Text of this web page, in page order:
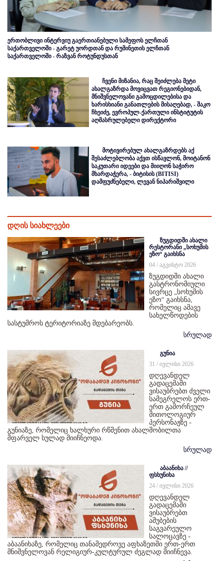
ერთობლივი ინტერვიუ გაერთიანებული სამეფოს ელჩთან
საქართველოში - გარეტ უორდთან და რუმინეთის ელჩთან
საქართველოში - რაზვან როტუნდუსთან
ჩვენი მიზანია, რაც შეიძლება მეტი
ახალგაზრდა მოვიცვათ რეგიონებიდან,
მნიშვნელოვანი გამოცდილებისა და
ხარისხიანი განათლების მისაღებად, - შაკო
ჩხეიძე, ევროპულ-ქართული ინსტიტუტის
აღმასრულებელი დირექტორი
მოტივირებულ ახალგაზრდებს აქ
შესაძლებლობა აქვთ ისწავლონ, მოიტანონ
საკუთარი იდეები და მიიღონ საჭირო
მხარდაჭერა, - ბიტისის (BITISI)
დამფუძნებელი, ლევან ნიპარიშვილი
დღის სიახლეები
ზუგდიდში ახალი
რესტორანი „სოხუმის
ეზო“ გაიხსნა
04 / აგვისტო 2026
ზუგდიდში ახალი
გასტრონომიული
სივრცე „სოხუმის
ეზო“ გაიხსნა,
რომელიც ამავე
სახელწოდების
სასტუმროს ტერიტორიაზე მდებარეობს.
სრულად
გუნია
31 / ივლისი 2026
დღევანდელ
გადაცემაში
ვისაუბრებთ ძველი
სამეგრელოს ერთ-
ერთ გამორჩეულ
მითოლოგიურ
პერსონაჟზე -
გუნიაზე, რომელიც ხალხური რწმენით ახალშობილთა
მფარველ სულად მიიჩნეოდა.
სრულად
აბაანიხა //
ფსხუნიხა
24 / ივლისი 2026
დღევანდელ
გადაცემაში
ვისაუბრებთ
აშუბების
საგვარეულო
სალოცავზე -
აბაანიხაზე, რომელიც თანამედროვე აფხაზეთში ერთ-ერთ
მნიშვნელოვან რელიგიურ-კულტურულ ძეგლად მიიჩნევა.